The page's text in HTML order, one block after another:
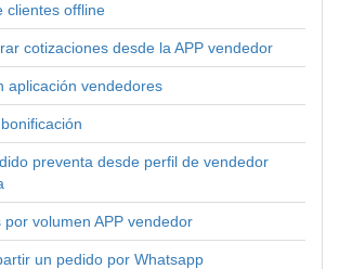
clientes offline
cotizaciones desde la APP vendedor
aplicación vendedores
preventa desde perfil de vendedor
por volumen APP vendedor
un pedido por Whatsapp